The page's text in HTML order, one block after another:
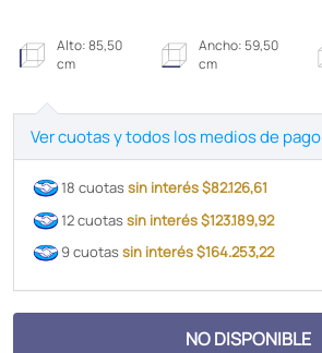
Alto: 85,50
cm
Ancho: 59,50
cm
Ver cuotas y todos los medios de pago
18 cuotassin interés $82.126,61
12 cuotassin interés $123.189,92
9 cuotassin interés $164.253,22
NO DISPONIBLE